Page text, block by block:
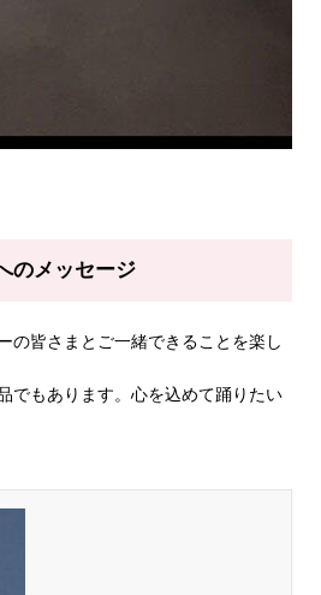
のメッセージ
の皆さまとご一緒できることを楽し
でもあります。心を込めて踊りたい